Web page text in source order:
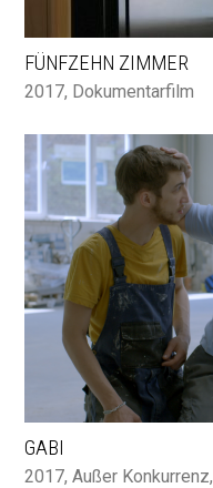
FÜNFZEHN ZIMMER
2017, Dokumentarfilm
GABI
2017,Außer Konkurrenz,